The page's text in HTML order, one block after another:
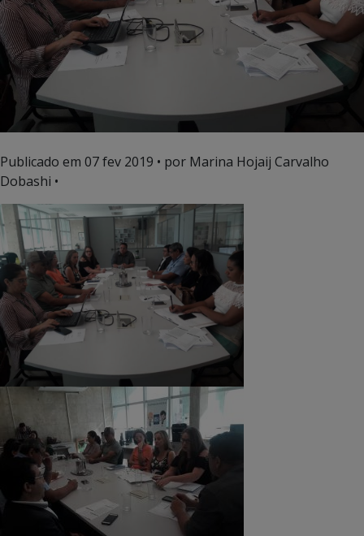
Publicado em 07 fev 2019 • por Marina Hojaij Carvalho
Dobashi •